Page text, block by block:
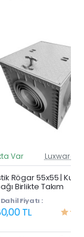
Var Luxwares
Rögar 55x55 |
Birlikte Takım
Dahil Fiyatı :
TL